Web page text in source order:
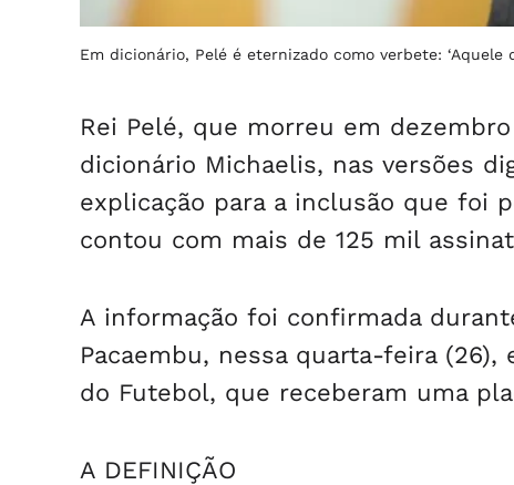
Em dicionário, Pelé é eternizado como verbete: ‘Aquele
Rei Pelé, que morreu em
dicionário Michaelis, nas versões
explicação para a inclusão que foi
contou com mais de 125 mil
A informação foi confirmada
Pacaembu, nessa quarta-feira
do Futebol, que receberam uma
A DEFINIÇÃO